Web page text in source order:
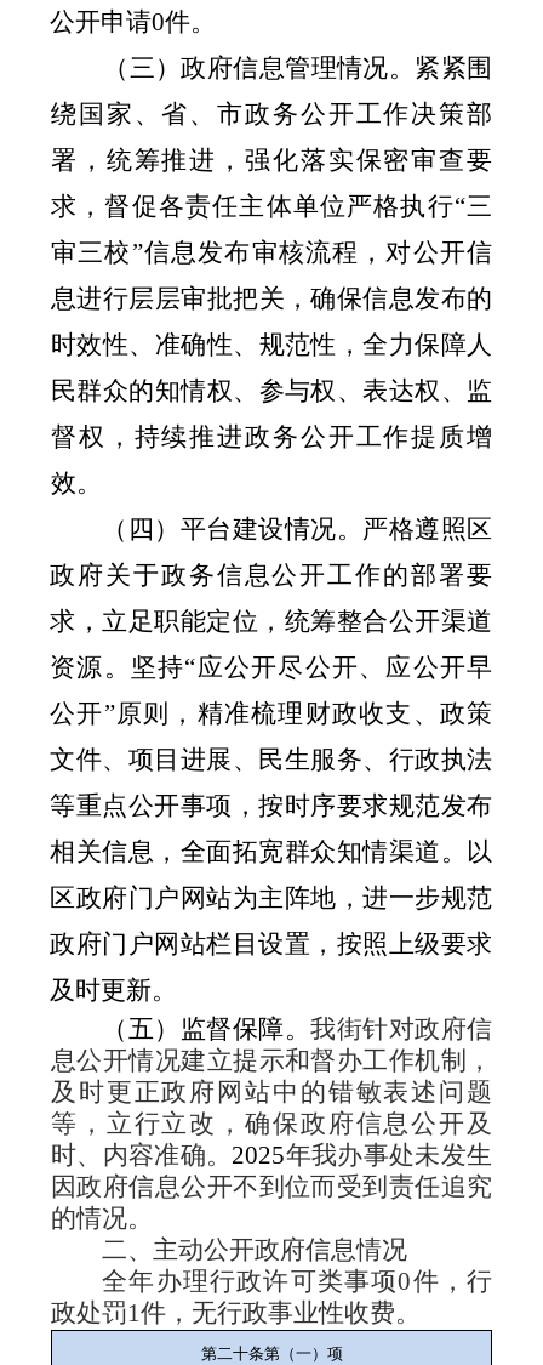
公开申请0件。
（三）政府信息管理情况。紧紧围
绕国家、省、市政务公开工作决策部
署，统筹推进，强化落实保密审查要
求，督促各责任主体单位 严格执行“三
审三校”信息发布审核流程，对公开信
息进行层层审批把关，确保信息发布的
时效性、准确性、规范性，全力保障人
民群众的知情权、参与权、表达权、监
督权 ，持续推进政务公开工作提质增
效。
（四）平台建设情况。严格遵照区
政府关于政务信息公开工作的部署要
求，立足职能定位，统筹整合公开渠道
资源。坚持“应公开尽公开、应公开早
公开”原则，精准梳理财政收支、政策
文件、项目进展、民生服务、行政执法
等重点公开事项，按时序要求规范发布
相关信息，全面拓宽群众知情渠道。以
区政府门户网站为主阵地，进一步规范
政府门户网站栏目设置， 按照上级要求
及时更新。
（五）监督保障。我街针对政府信
息公开情况建立提示和督办工作机制，
及时更正政府网站中的错敏表述问题
等，立行立改，确保政府信息公开及
时、内容准确。 2025年我办事处未发生
因政府信息公开不到位而受到责任追究
的情况。
二、主动公开政府信息情况
全年办理行政许可类事项0件，行
政处罚1件，无行政事业性收费。
第二十条第（一）项